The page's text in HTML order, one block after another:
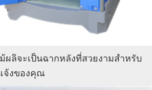
ผลิจะเป็นฉากหลังที่สวยงามสำหรับ
จ้งของคุณ